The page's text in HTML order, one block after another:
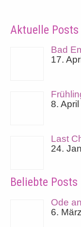
Aktuelle Posts
Bad
17.
8.
Last
24.
Beliebte Posts
Ode
6.